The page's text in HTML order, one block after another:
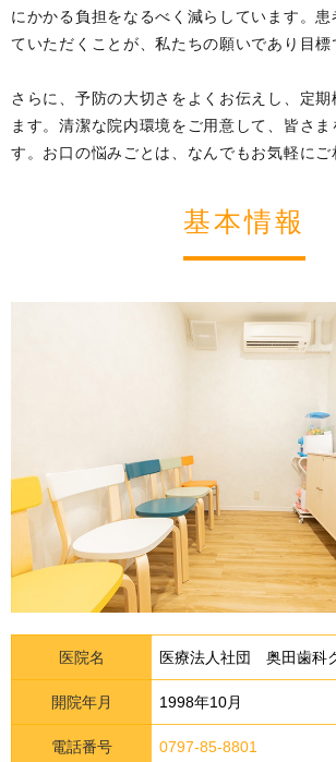
にかかる負担をなるべく減らしています。
ていただくことが、私たちの願いであり目標
さらに、予防の大切さをよくお伝えし、定
ます。清潔な院内環境をご用意して、皆さ
す。お口の悩みごとは、なんでもお気軽にご
基本情報
医院名 医療法人社団 奥田歯科
開院年月 1998年10月
電話番号 0797-85-8801